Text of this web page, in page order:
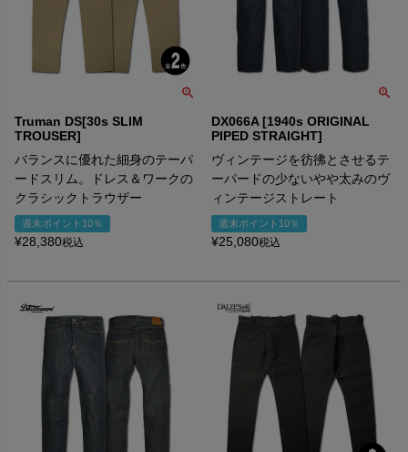
Truman DS[30s SLIM
TROUSER]
バランスに優れた細身のテーパ
ードスリム。ドレス＆ワークの
クラシックトラウザー
週末ポイント10％
¥28,380税込
DX066A [1940s ORIGINAL
PIPED STRAIGHT]
ヴィンテージを彷彿とさせるテ
ーパードの少ないやや太みのヴ
ィンテージストレート
週末ポイント10％
¥25,080税込